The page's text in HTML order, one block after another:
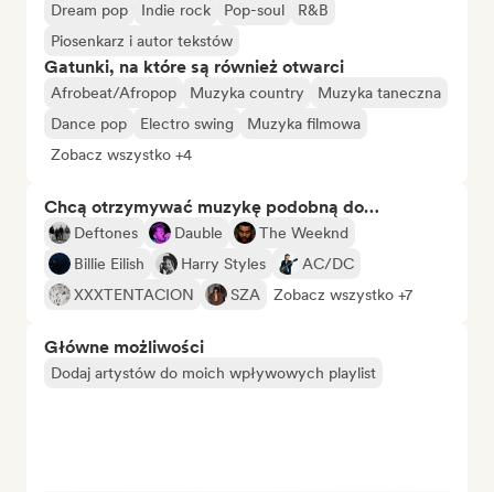
Dream pop
Indie rock Pop-soul
R&B
Piosenkarz i autor tekstów
Gatunki, na które są również otwarci
Afrobeat/Afropop Muzyka country
Muzyka taneczna
Dance pop
Electro swing
Muzyka filmowa
Zobacz wszystko +4
Chcą otrzymywać muzykę podobną do…
Deftones Dauble
The Weeknd
Billie Eilish
Harry Styles
AC/DC
XXXTENTACION
SZA Zobacz wszystko +7
Główne możliwości
Dodaj artystów do moich wpływowych playlist